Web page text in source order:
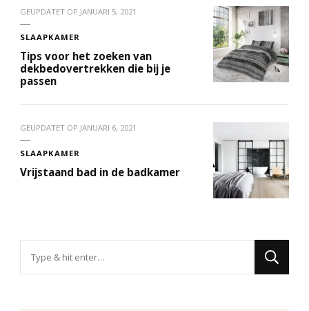
GEÜPDATET OP JANUARI 5, 2021
SLAAPKAMER
Tips voor het zoeken van
dekbedovertrekken die bij je
passen
GEÜPDATET OP JANUARI 6, 2021
SLAAPKAMER
Vrijstaand bad in de badkamer